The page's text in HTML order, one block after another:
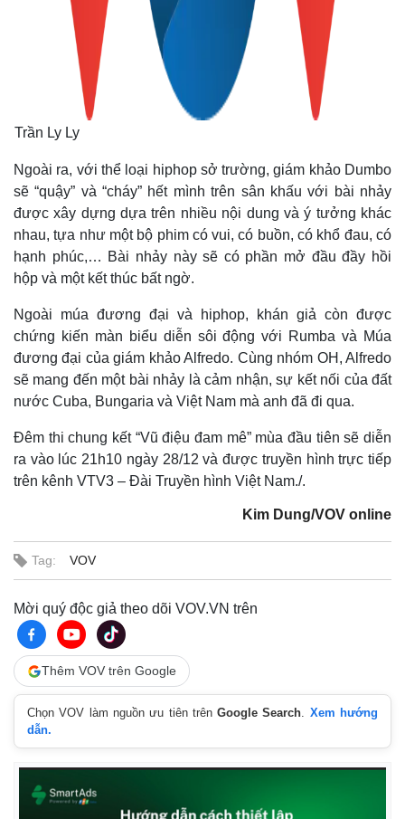
Bất động sản
Khởi nghiệp
Thị trường
Giá vàng
Tiêu dùng
Tỷ giá
Chứng khoán
Giá cà phê
Trần Ly Ly
Ngoài ra, với thể loại hiphop sở trường, giám khảo Dumbo
sẽ “quậy” và “cháy” hết mình trên sân khấu với bài nhảy
được xây dựng dựa trên nhiều nội dung và ý tưởng khác
nhau, tựa như một bộ phim có vui, có buồn, có khổ đau, có
hạnh phúc,… Bài nhảy này sẽ có phần mở đầu đầy hồi
hộp và một kết thúc bất ngờ.
Ngoài múa đương đại và hiphop, khán giả còn được
chứng kiến màn biểu diễn sôi động với Rumba và Múa
đương đại của giám khảo Alfredo. Cùng nhóm OH, Alfredo
sẽ mang đến một bài nhảy là cảm nhận, sự kết nối của đất
nước Cuba, Bungaria và Việt Nam mà anh đã đi qua.
Đêm thi chung kết “Vũ điệu đam mê” mùa đầu tiên sẽ diễn
ra vào lúc 21h10 ngày 28/12 và được truyền hình trực tiếp
trên kênh VTV3 – Đài Truyền hình Việt Nam./.
Kim Dung/VOV online
Tag: VOV
Mời quý độc giả theo dõi VOV.VN trên
Thêm VOV trên Google
Chọn VOV làm nguồn ưu tiên trênGoogle Search. Xem hướng
dẫn.